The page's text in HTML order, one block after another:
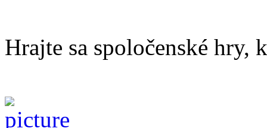
Hrajte sa spoločenské hry,